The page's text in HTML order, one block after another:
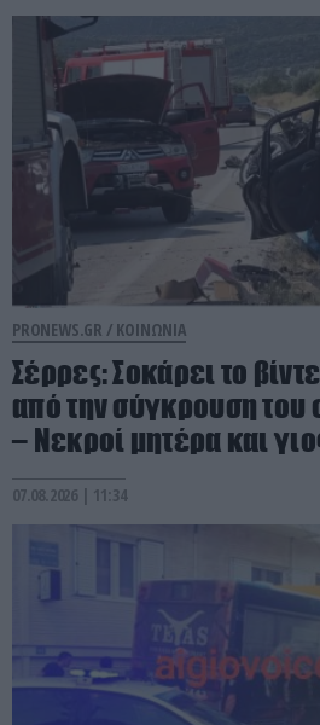
PRONEWS.GR / ΚΟΙΝΩΝΙΑ
Σέρρες: Σοκάρει το
από την σύγκρουση του
– Νεκροί μητέρα και
07.08.2026 | 11:34